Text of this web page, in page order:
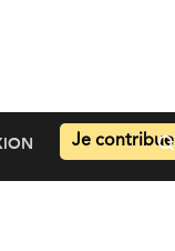
Je contribue